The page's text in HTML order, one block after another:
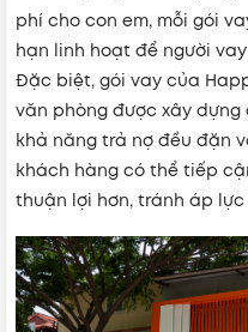
phí cho con em, mỗi gói
hạn linh hoạt để người
Đặc biệt, gói vay của
văn phòng được xây
khả năng trả nợ đều đặn
khách hàng có thể tiếp
thuận lợi hơn, tránh áp lực